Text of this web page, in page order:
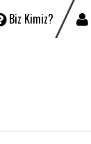
Biz Kimiz?